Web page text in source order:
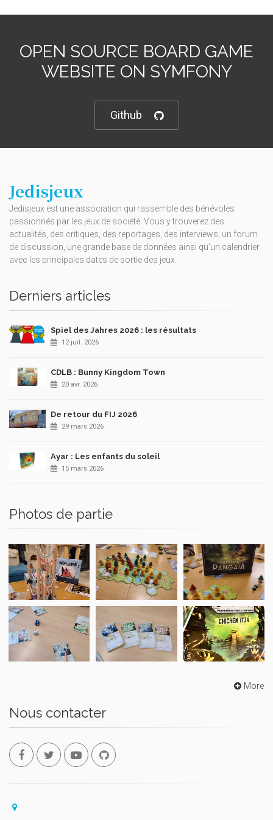
OPEN SOURCE BOARD GAME
WEBSITE ON SYMFONY
Github
Jedisjeux
Jedisjeux est une association qui rassemble des bénévoles
passionnés par les jeux de société. Vous y trouverez des
actualités, des critiques, des reportages, des interviews, un forum
de discussion, une grande base de données ainsi qu’un calendrier
avec les principales dates de sortie des jeux.
Derniers articles
Spiel des Jahres 2026 : les résultats
12 juil. 2026
CDLB : Bunny Kingdom Town
20 avr. 2026
De retour du FIJ 2026
29 mars 2026
Ayar : Les enfants du soleil
15 mars 2026
Photos de partie
More
Nous contacter